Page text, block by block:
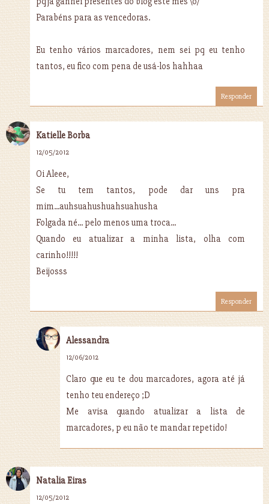
Parabéns para as vencedoras.
Eu tenho vários marcadores, nem sei pq eu tenho
tantos, eu fico com pena de usá-los hahhaa
Responder
Katielle Borba
12/05/2012
Oi Aleee,
Se tu tem tantos, pode dar uns pra
mim...auhsuahushuahsuahusha
Folgada né... pelo menos uma troca...
Quando eu atualizar a minha lista, olha com
carinho!!!!!
Beijosss
Responder
Alessandra
12/06/2012
Claro que eu te dou marcadores, agora até já
tenho teu endereço ;D
Me avisa quando atualizar a lista de
marcadores, p eu não te mandar repetido!
Natalia Eiras
12/05/2012